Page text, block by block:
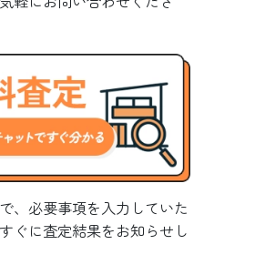
、必要事項を入力していた
ぐに査定結果をお知らせし